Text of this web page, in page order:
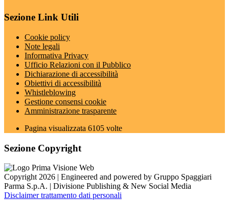
Sezione Link Utili
Cookie policy
Note legali
Informativa Privacy
Ufficio Relazioni con il Pubblico
Dichiarazione di accessibilità
Obiettivi di accessibilità
Whistleblowing
Gestione consensi cookie
Amministrazione trasparente
Pagina visualizzata 6105 volte
Sezione Copyright
Copyright 2026 | Engineered and powered by Gruppo Spaggiari
Parma S.p.A. | Divisione Publishing & New Social Media
Disclaimer trattamento dati personali